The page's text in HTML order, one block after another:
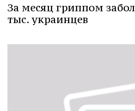
За месяц гриппом
тыс. украинцев